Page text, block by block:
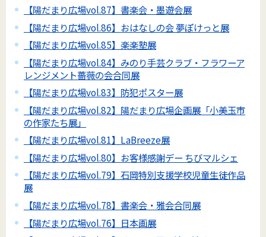
【陽だまり広場vol.87】書楽会・墨遊会展
【陽だまり広場vol.86】おはなしの会 夢ぽけっと展
【陽だまり広場vol.85】楽楽塾展
【陽だまり広場vol.84】みのり手芸クラブ・フラワーア
レンジメント薔薇の会合同展
【陽だまり広場vol.83】防犯ポスター展
【陽だまり広場vol.82】陽だまり広場企画展「小美玉市
の作家たち展」
【陽だまり広場vol.81】LaBreeze展
【陽だまり広場vol.80】お客様感謝デー ちびマルシェ
【陽だまり広場vol.79】石岡特別支援学校児童生徒作品
展
【陽だまり広場vol.78】書楽会・雅会合同展
【陽だまり広場vol.76】日本画展